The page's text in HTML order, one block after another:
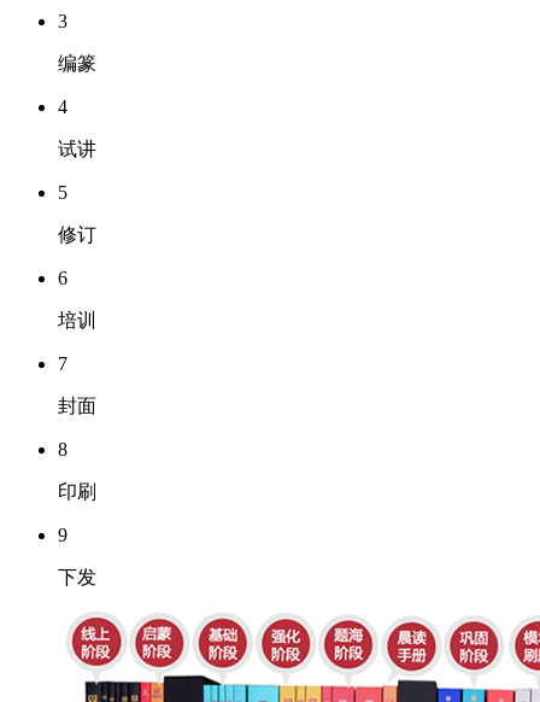
3
编篆
4
试讲
5
修订
6
培训
7
封面
8
印刷
9
下发